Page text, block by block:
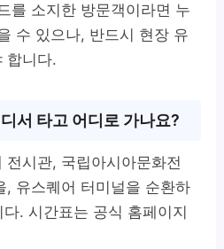
를 소지한 방문객이라면 누
수 있으나, 반드시 현장 유
합니다.
서 타고 어디로 가나요?
전시관, 국립아시아문화전
, 유스퀘어 터미널을 순환하
. 시간표는 공식 홈페이지